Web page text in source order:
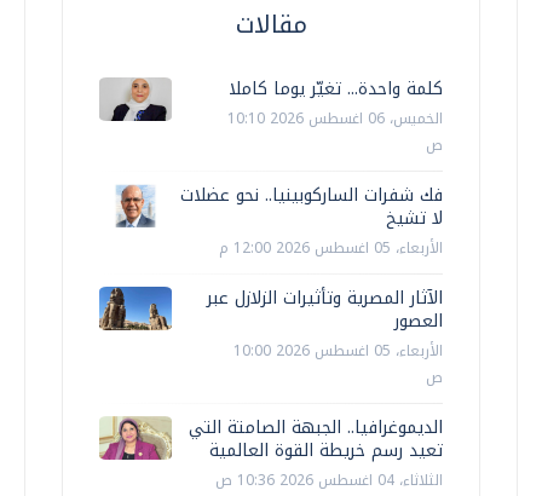
مقالات
كلمة واحدة... تغيّر يوما كاملا
الخميس، 06 اغسطس 2026 10:10
ص
فك شفرات الساركوبينيا.. نحو عضلات
لا تشيخ
الأربعاء، 05 اغسطس 2026 12:00 م
الآثار المصرية وتأثيرات الزلازل عبر
العصور
الأربعاء، 05 اغسطس 2026 10:00
ص
الديموغرافيا.. الجبهة الصامتة التي
تعيد رسم خريطة القوة العالمية
الثلاثاء، 04 اغسطس 2026 10:36 ص